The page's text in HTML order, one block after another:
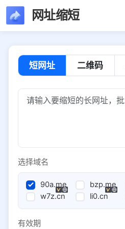
网址缩短
短网址 二维码
选择域名
90a.me bzp.me
w7z.cn
li0.cn
有效期